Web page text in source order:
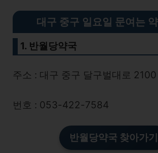
대구 중구 일요일 문여는
1. 반월당약국
주소 : 대구 중구 달구벌대로 2100
번호 : 053-422-7584
반월당약국 찾아가기